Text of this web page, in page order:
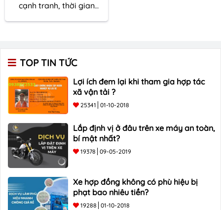
thiểu. Nhanh chóng
cạnh tranh, thời gian
TOP TIN TỨC
Lợi ích đem lại khi tham gia hợp tác
xã vận tải ?
25341 01-10-2018
Lắp định vị ở đâu trên xe máy an toàn,
bí mật nhất?
19378 09-05-2019
Xe hợp đồng không có phù hiệu bị
phạt bao nhiêu tiền?
19288 01-10-2018